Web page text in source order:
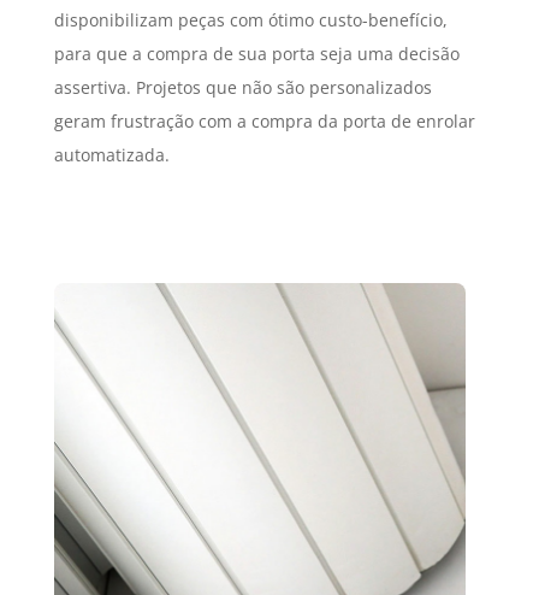
disponibilizam peças com ótimo custo-benefício,
para que a compra de sua porta seja uma decisão
assertiva. Projetos que não são personalizados
geram frustração com a compra da porta de enrolar
automatizada.